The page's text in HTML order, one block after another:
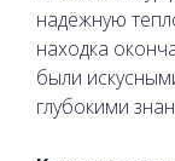
надёжную
находка
были
глубокими